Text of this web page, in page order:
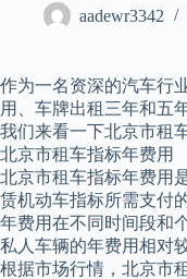
aadewr3342
作为一名资深的汽车行
用、车牌出租三年和五
我们来看一下北京市租
北京市租车指标年费用
北京市租车指标年费用
赁机动车指标所需支付
年费用在不同时间段和
私人车辆的年费用相对
根据市场行情，北京市